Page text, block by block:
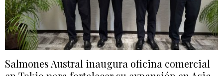
Salmones Austral inaugura oficina comercial